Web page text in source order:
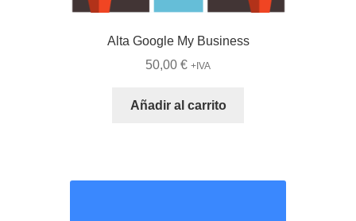
Alta Google My Business
50,00 € +IVA
Añadir al carrito